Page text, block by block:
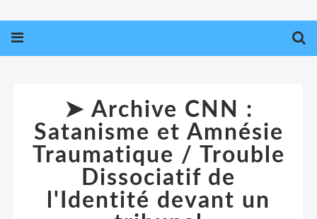
➤ Archive CNN :
Satanisme et Amnésie
Traumatique / Trouble
Dissociatif de
l'Identité devant un